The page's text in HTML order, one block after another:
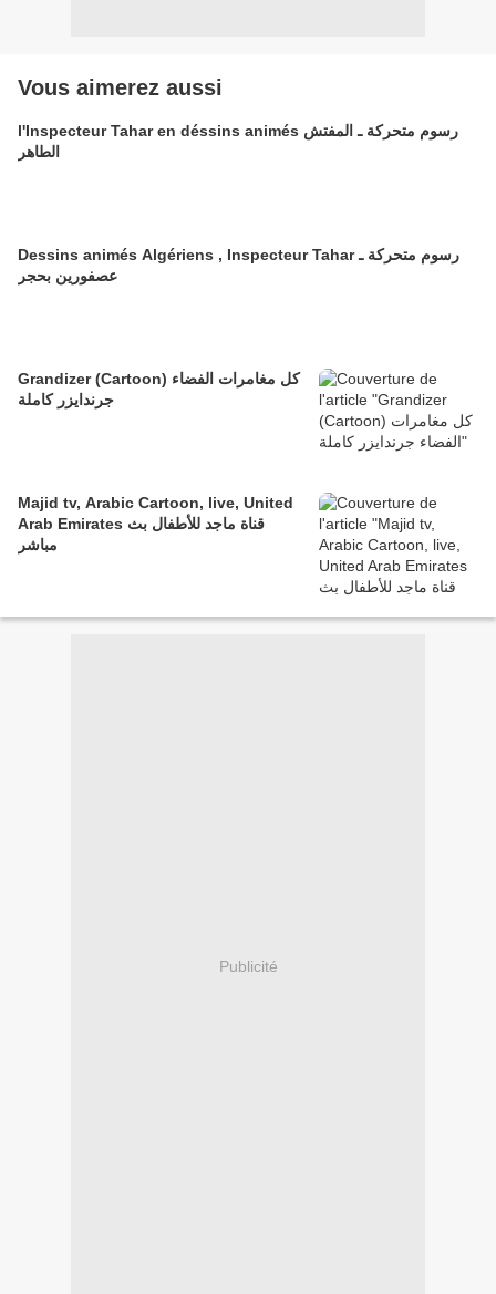
Vous aimerez aussi
l'Inspecteur Tahar en déssins animés رسوم متحركة ـ المفتش
الطاهر
Dessins animés Algériens , Inspecteur Tahar رسوم متحركة ـ
عصفورين بحجر
Grandizer (Cartoon) كل مغامرات الفضاء
جرندايزر كاملة
Majid tv, Arabic Cartoon, live, United
Arab Emirates قناة ماجد للأطفال بث
مباشر
Publicité